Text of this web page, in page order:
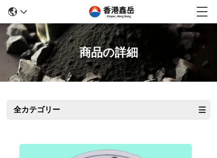
商品の詳細
全カテゴリー